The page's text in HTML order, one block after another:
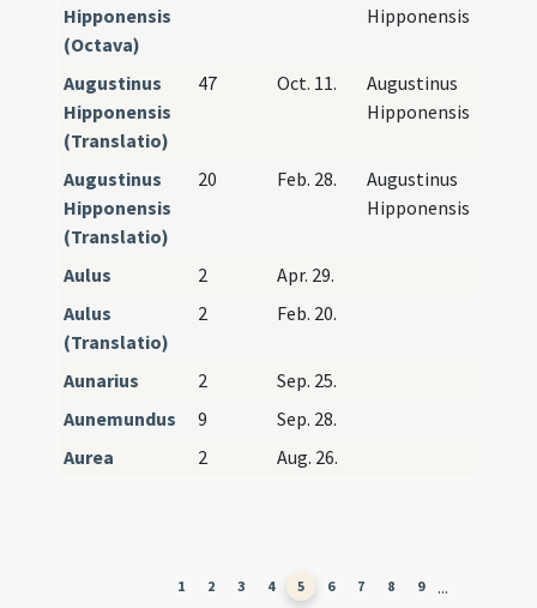
Hipponensis
(Octava)
Hipponensis
Augustinus
Hipponensis
(Translatio)
47 Oct. 11.
Augustinus
Hipponensis
Augustinus
Hipponensis
(Translatio)
20 Feb. 28.
Augustinus
Hipponensis
Aulus 2
Apr. 29.
Aulus
(Translatio)
2 Feb. 20.
Aunarius 2
Sep. 25.
Aunemundus
9
Sep. 28.
Aurea
2 Aug. 26.
1 2 3 4 5 6 7 8 9 ...